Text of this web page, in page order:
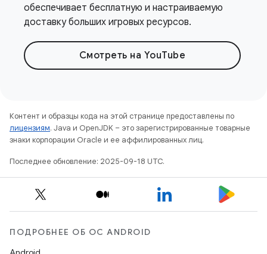
обеспечивает бесплатную и настраиваемую
доставку больших игровых ресурсов.
Смотреть на YouTube
Контент и образцы кода на этой странице предоставлены по
лицензиям. Java и OpenJDK – это зарегистрированные товарные
знаки корпорации Oracle и ее аффилированных лиц.
Последнее обновление: 2025-09-18 UTC.
ПОДРОБНЕЕ ОБ ОС ANDROID